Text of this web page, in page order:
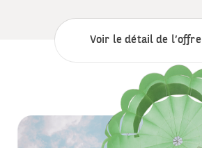
Voir le détail de l’offre